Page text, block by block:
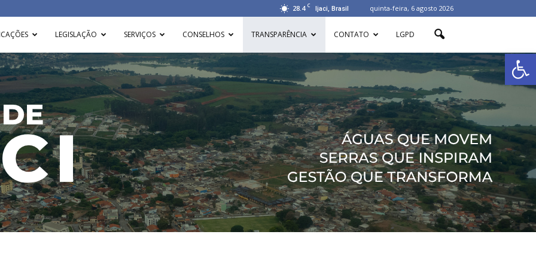
Abrir
28.4 C Ijaci, Brasil quinta-feira, 6 agosto 2026
LEGISLAÇÃO SERVIÇOS CONSELHOS TRANSPARÊNCIA CONTATO LGPD